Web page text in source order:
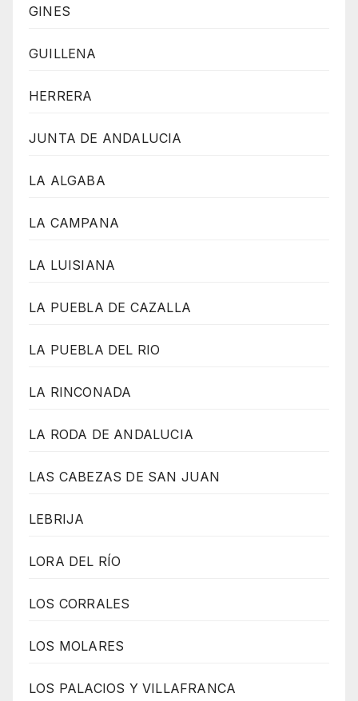
GINES
GUILLENA
HERRERA
JUNTA DE ANDALUCIA
LA ALGABA
LA CAMPANA
LA LUISIANA
LA PUEBLA DE CAZALLA
LA PUEBLA DEL RIO
LA RINCONADA
LA RODA DE ANDALUCIA
LAS CABEZAS DE SAN JUAN
LEBRIJA
LORA DEL RÍO
LOS CORRALES
LOS MOLARES
LOS PALACIOS Y VILLAFRANCA